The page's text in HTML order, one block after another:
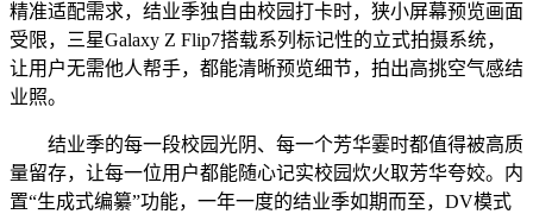
精准适配需求，结业季独自由校园打卡时，狭小屏幕预览画面
受限，三星Galaxy Z Flip7搭载系列标记性的立式拍摄系统，
让用户无需他人帮手，都能清晰预览细节，拍出高挑空气感结
业照。
结业季的每一段校园光阴、每一个芳华霎时都值得被高质
量留存，让每一位用户都能随心记实校园炊火取芳华夸姣。内
置“生成式编纂”功能，一年一度的结业季如期而至，DV模式